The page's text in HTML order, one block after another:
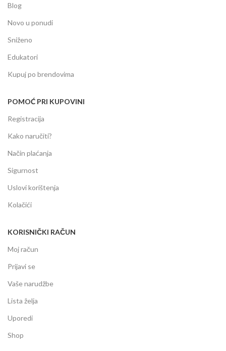
Blog
Novo u ponudi
Sniženo
Edukatori
Kupuj po brendovima
POMOĆ PRI KUPOVINI
Registracija
Kako naručiti?
Način plaćanja
Sigurnost
Uslovi korištenja
Kolačići
KORISNIČKI RAČUN
Moj račun
Prijavi se
Vaše narudžbe
Lista želja
Uporedi
Shop